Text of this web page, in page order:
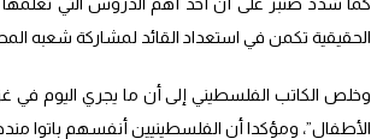
الحقيقية تكمن في استعداد القائد لمشاركة شعبه
وخلص الكاتب الفلسطيني إلى أن ما يجري اليوم في
الأطفال”، ومؤكدا أن الفلسطينيين أنفسهم باتوا